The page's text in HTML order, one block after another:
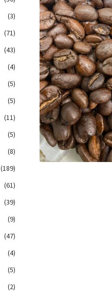
(3)
(71)
(43)
(4)
(5)
(5)
(11)
(5)
(8)
(189)
(61)
(39)
(9)
(47)
(4)
(5)
(2)